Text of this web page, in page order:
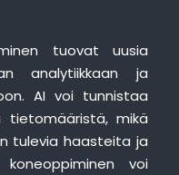
tuovat uusia
analytiikkaan ja
AI voi tunnistaa
tietomääristä, mikä
tulevia haasteita ja
koneoppiminen voi